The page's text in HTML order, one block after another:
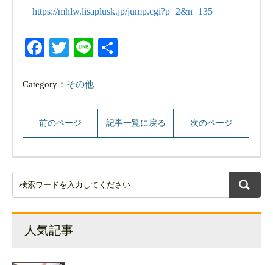
https://mhlw.lisaplusk.jp/jump.cgi?p=2&n=135
Facebook
Twitter
Line
Category： その他
前のページ 記事一覧に戻る 次のページ
人気記事